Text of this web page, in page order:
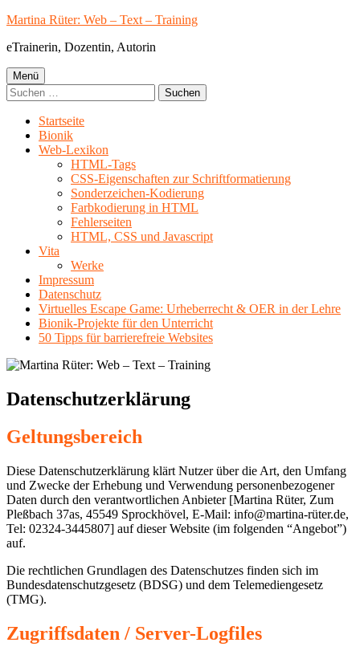
Springe
Inhalt
Martina Rüter: Web – Text – Training
eTrainerin, Dozentin, Autorin
Primäres
Menü
Menü
Suchen
nach:
Startseite
Bionik
Web-Lexikon
HTML-Tags
CSS-Eigenschaften zur Schriftformatierung
Sonderzeichen-Kodierung
Farbkodierung in HTML
Fehlerseiten
HTML, CSS und Javascript
Vita
Werke
Impressum
Datenschutz
Virtuelles Escape Game: Urheberrecht & OER in der Lehre
Bionik-Projekte für den Unterricht
50 Tipps für barrierefreie Websites
Datenschutzerklärung
Geltungsbereich
Diese Datenschutzerklärung klärt Nutzer über die Art, den Umfang
und Zwecke der Erhebung und Verwendung personenbezogener
Daten durch den verantwortlichen Anbieter [Martina Rüter, Zum
Pleßbach 37as, 45549 Sprockhövel, E-Mail: info@martina-rüter.de,
Tel: 02324-3445807] auf dieser Website (im folgenden “Angebot”)
auf.
Die rechtlichen Grundlagen des Datenschutzes finden sich im
Bundesdatenschutzgesetz (BDSG) und dem Telemediengesetz
(TMG).
Zugriffsdaten / Server-Logfiles